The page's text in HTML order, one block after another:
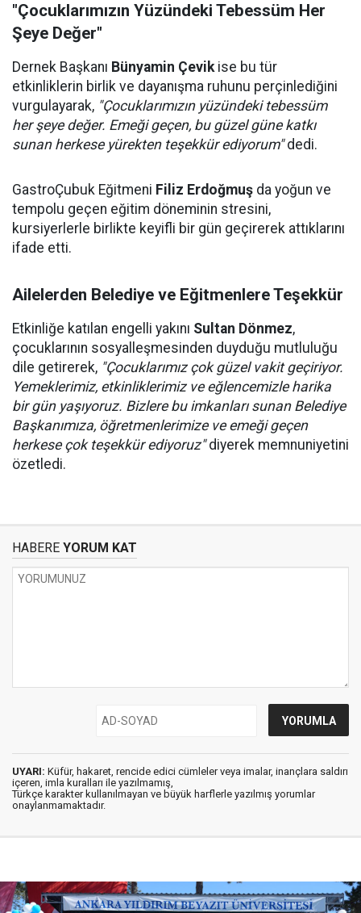
"Çocuklarımızın Yüzündeki Tebessüm Her
Şeye Değer"
Dernek Başkanı Bünyamin Çevikise bu tür
etkinliklerin birlik ve dayanışma ruhunu perçinlediğini
vurgulayarak, "Çocuklarımızın yüzündeki tebessüm
her şeye değer. Emeği geçen, bu güzel güne katkı
sunan herkese yürekten teşekkür ediyorum"dedi.
GastroÇubuk Eğitmeni Filiz Erdoğmuş da yoğun ve
tempolu geçen eğitim döneminin stresini,
kursiyerlerle birlikte keyifli bir gün geçirerek attıklarını
ifade etti.
Ailelerden Belediye ve Eğitmenlere Teşekkür
Etkinliğe katılan engelli yakını Sultan Dönmez,
çocuklarının sosyalleşmesinden duyduğu mutluluğu
dile getirerek, "Çocuklarımız çok güzel vakit geçiriyor.
Yemeklerimiz, etkinliklerimiz ve eğlencemizle harika
bir gün yaşıyoruz. Bizlere bu imkanları sunan Belediye
Başkanımıza, öğretmenlerimize ve emeği geçen
herkese çok teşekkür ediyoruz"diyerek memnuniyetini
özetledi.
HABERE YORUM KAT
UYARI: Küfür, hakaret, rencide edici cümleler veya imalar, inançlara saldırı
içeren, imla kuralları ile yazılmamış,
Türkçe karakter kullanılmayan ve büyük harflerle yazılmış yorumlar
onaylanmamaktadır.